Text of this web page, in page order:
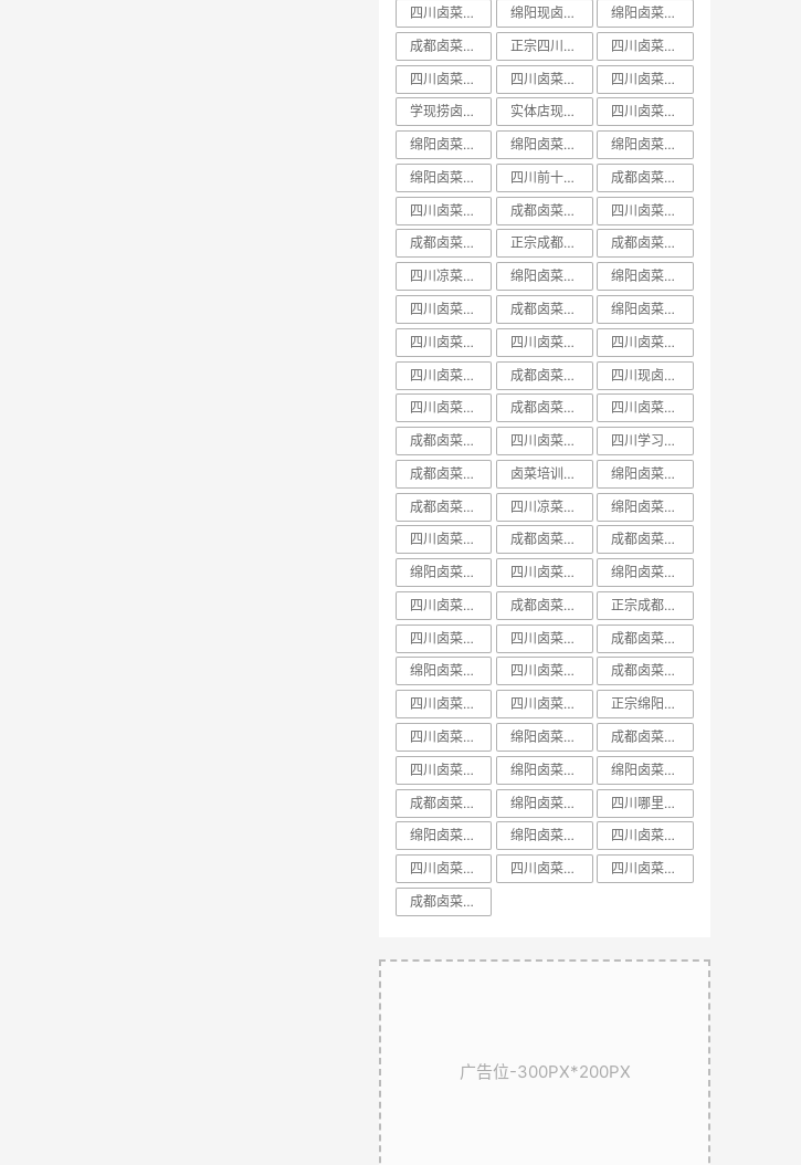
四川卤菜学习技术培训去哪里学好
绵阳现卤现捞培训
绵阳卤菜熟食培训
成都卤菜培训班排名
正宗四川卤菜培训班
​四川卤菜培训班排名
四川卤菜熟食培训
四川卤菜培训价格表
四川卤菜排名学习培训技术哪家靠谱
学现捞卤菜技术哪里好
实体店现卤现捞培训有保障吗
四川卤菜培训基地
绵阳卤菜培训班视频
绵阳卤菜培训价目表
绵阳卤菜培训价班排名
绵阳卤菜培训排行榜
四川前十卤菜学习培训技术哪家好
成都卤菜培训价目表
四川卤菜中心培训学习技术哪家好
成都卤菜培训机构课程
四川卤菜培训价目表
成都卤菜培训价格表
正宗成都卤菜培训班
成都卤菜培训班视频
四川凉菜卤菜培训
绵阳卤菜培训技术
绵阳卤菜培训实体店
四川卤菜课程学习培训技术哪家好
成都卤菜培训价格课程
绵阳卤菜培训哪里好
四川卤菜培训班排名
四川卤菜培训前十
四川卤菜培训哪家好
四川卤菜价格培训技术学习哪家好
成都卤菜培训中心课程
四川现卤现捞培训
四川卤菜学习培训技术学校哪家好
成都卤菜培训学校课程
四川卤菜培训机构
成都卤菜培训哪家好
四川卤菜学习技术培训学费多少钱
四川学习卤菜技术中心培训机构哪家好
成都卤菜培训技术课程
卤菜培训排行榜
绵阳卤菜培训学费
成都卤菜培训哪里好
四川凉菜卤菜学习技术培训基地哪家好
绵阳卤菜培训课程
四川卤菜培训费用一般多少学费
成都卤菜培训学费课程
成都卤菜培训基地课程
绵阳卤菜培训前十
​四川卤菜培训排行榜
绵阳卤菜培训方法
四川卤菜培训实体店
成都卤菜培训实体店
正宗成都卤菜培训课程
四川卤菜培训学费
四川卤菜培训价格
成都卤菜培训排名课程
绵阳卤菜培训中心
​四川卤菜培训中心
成都卤菜培训前十课程
四川卤菜培训方法
四川卤菜基地技术培训学习哪家好
正宗绵阳卤菜培训
四川卤菜培训配方
绵阳卤菜培训学校
成都卤菜培训方法教学
四川卤菜培训排名
绵阳卤菜培训价格
​绵阳卤菜培训排名
成都卤菜培训课程教学
绵阳卤菜培训配方
四川哪里有正宗卤菜学习培训基地
绵阳卤菜培训基地
绵阳卤菜培训机构
​四川卤菜培训学校
​四川卤菜培训课程
​四川卤菜培训技术
​四川卤菜培训哪里好
​成都卤菜培训配方教学
广告位-300PX*200PX